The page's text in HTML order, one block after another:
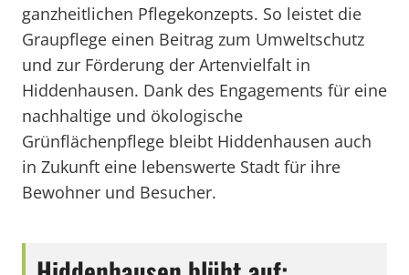
ganzheitlichen Pflegekonzepts. So leistet die
Graupflege einen Beitrag zum Umweltschutz
und zur Förderung der Artenvielfalt in
Hiddenhausen. Dank des Engagements für eine
nachhaltige und ökologische
Grünflächenpflege bleibt Hiddenhausen auch
in Zukunft eine lebenswerte Stadt für ihre
Bewohner und Besucher.